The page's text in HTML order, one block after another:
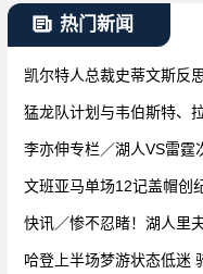
热门新闻
凯尔特人总裁史蒂文斯反
猛龙队计划与韦伯斯特、
李亦伸专栏／湖人VS雷霆
文班亚马单场12记盖帽创
快讯／惨不忍睹！湖人里
哈登上半场梦游状态低迷